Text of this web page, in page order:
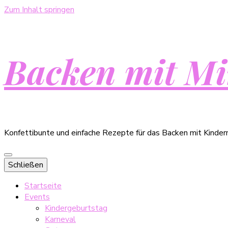
Zum Inhalt springen
Backen mit
Konfettibunte und einfache Rezepte für das Backen mit
Schließen
Startseite
Events
Kindergeburtstag
Karneval